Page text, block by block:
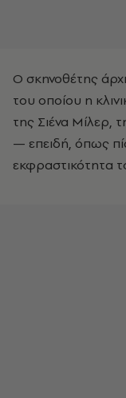
Ο σκηνοθέτης
του οποίου η
της Σιένα Μίλερ,
— επειδή, όπως
εκφραστικότητα